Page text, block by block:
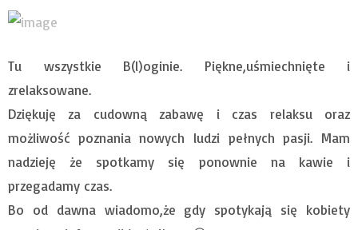
Tu wszystkie B(l)oginie. Piękne,uśmiechnięte i
zrelaksowane.
Dziękuję za cudowną zabawę i czas relaksu oraz
możliwość poznania nowych ludzi pełnych pasji. Mam
nadzieję że spotkamy się ponownie na kawie i
przegadamy czas.
Bo od dawna wiadomo,że gdy spotykają się kobiety